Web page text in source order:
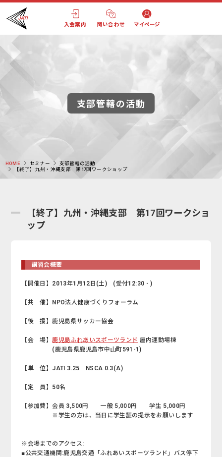
入会案内 問い合わせ マイページ
支部管轄の活動
HOME セミナー
支部管轄の活動
【終了】九州・沖縄支部 第17回ワークショップ
【終了】九州・沖縄支部 第17回ワークショ
ップ
講習会概要
【開催日】 2013年1月12日(土) (受付12:30 - )
【共 催】 NPO法人健康づくりフォーラム
【後 援】鹿児島県サッカー協会
【会 場】鹿児島ふれあいスポーツランド 屋内運動場棟
(鹿児島県鹿児島市中山町591-1)
【単 位】 JATI 3.25 NSCA 0.3(A)
【定 員】 50名
【参加費】会員 3,500円 一般 5,000円 学生 5,000円
※学生の方は、当日に学生証の提示をお願いします
※会場までのアクセス:
■公共交通機関:鹿児島交通「ふれあいスポーツランド」バス停下